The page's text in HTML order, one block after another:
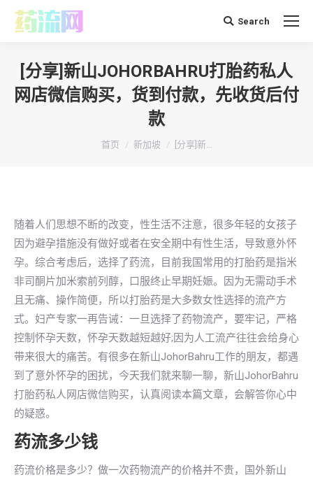
搜 Search
[分享]新山JOHORBAHRU打胎药私人
网店微信购买，货到付款，先收货后付
款
你在这里：
首页 新加坡 [分享]新…
随着人们思想不断的改变，性生活不注意，很多年轻的女孩子
因为避孕措施没有做好或者在安全期中有性生活，导致意外怀
孕。综合考虑后，选择了药流，目前我国常用的打胎药是指米
非司酮片加米索前列醇，口服终止早期妊娠。因为无需动手术
且无痛、操作简便，所以打胎药是大多数女性选择的流产方
式。妇产专家一再告诫：一旦选择了药物流产，要牢记，严格
控制怀孕天数，怀孕天数越短越好;因为人工流产往往会给身心
带来很大的痛苦。有很多在新山JohorBahru工作的朋友，都遇
到了意外怀孕的困扰，今天我们就来聊一聊，新山JohorBahru
打胎药私人网店微信购买，认真阅读本篇文章，会解答你心中
的疑惑。
药流多少钱
药流价格是多少？做一次药物流产的价格并不贵，国外新山